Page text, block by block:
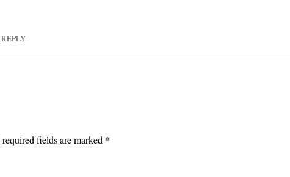
REPLY
required fields are marked *